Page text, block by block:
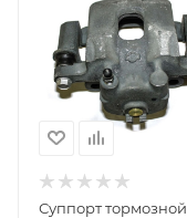
Суппорт тормозной